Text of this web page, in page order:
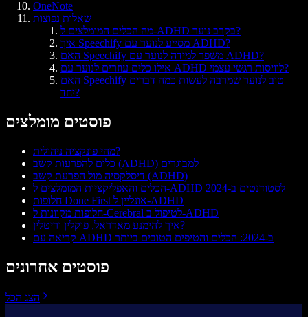
OneNote
שאלות נפוצות
מה הכלים המומלצים ל-ADHD בקרב נוער?
איך Speechify מסייע לנוער עם ADHD?
האם Speechify משפר למידה לנוער עם ADHD?
אילו כלים עוזרים לנוער עם ADHD לוויסות רגשי עצמי?
האם Speechify טוב לנוער שמרבה לעשות כמה דברים
יחד?
פוסטים מומלצים
מהי פונקציה ניהולית?
כלים להפרעות קשב (ADHD) למבוגרים
דיסלקסיה מול הפרעת קשב (ADHD)
הכלים והאפליקציות המומלצים ל-ADHD לסטודנטים ב-2024
חלופות Done First אונליין ל-ADHD
חלופות מקוונות ל-Cerebral לטיפול ב-ADHD
איך להימנע מאדראל, פוקלין וריטלין?
קריאה עם ADHD ב-2024: הכלים והטיפים הטובים ביותר
פוסטים אחרונים
הצג הכל